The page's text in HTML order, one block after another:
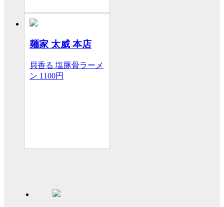
麺家 太威 本店
貝香る 塩豚骨ラーメ
ン 1100円